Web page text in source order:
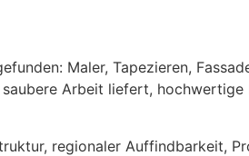
Maler, Tapezieren,
Arbeit liefert,
regionaler Auffindbarkeit,